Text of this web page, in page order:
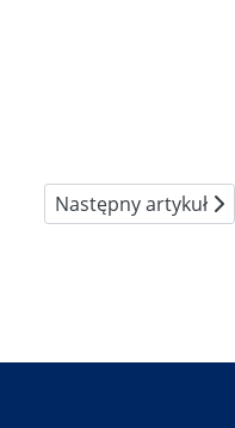
Następny artykuł:
Następny artykuł